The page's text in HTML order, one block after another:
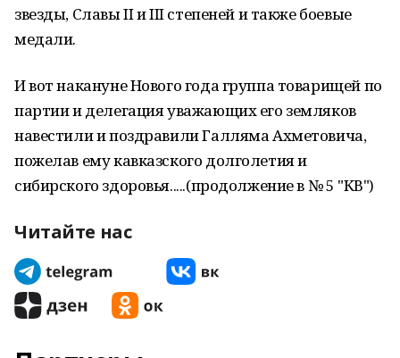
звезды, Славы II и III степеней и также боевые
медали.
И вот накануне Нового года группа товарищей по
партии и делегация уважающих его земляков
навестили и поздравили Галляма Ахметовича,
пожелав ему кавказского долголетия и
сибирского здоровья.....(продолжение в № 5 "КВ")
Читайте нас